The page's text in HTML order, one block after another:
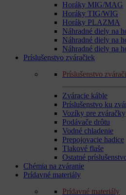
Horáky MIG/MAG
Horáky TIG/WIG
Horáky PLAZMA
Náhradné diely na
Náhradné diely na
Náhradné diely na
Príslušenstvo zváračiek
Príslušenstvo
Zváracie káble
Príslušenstvo ku
Vozíky pre zváračky
Podávače drôtu
Vodné chladenie
Prepojovacie hadice
Tlakové flaše
Ostatné
Chémia na zváranie
Prídavné materiály
Prídavné materiály